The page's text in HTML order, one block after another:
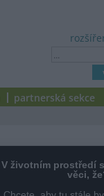
partnerská sekce